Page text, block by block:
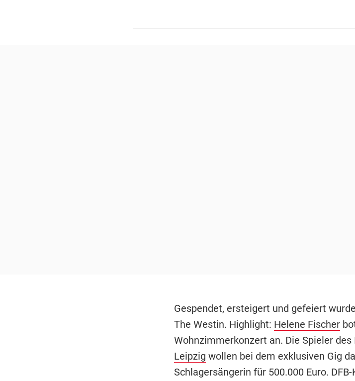
Gespendet, ersteigert und gefeiert
The Westin. Highlight: Helene Fischer
Wohnzimmerkonzert an. Die Spieler
Leipzig wollen bei dem exklusiven Gig
Schlagersängerin für 500.000 Euro.